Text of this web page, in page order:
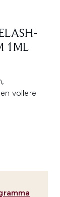
1ML
vollere